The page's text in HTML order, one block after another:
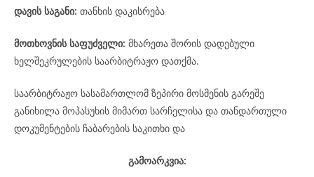
დავის საგანი: თანხის დაკისრება
მოთხოვნის საფუძველი: მხარეთა შორის დადებული
ხელშეკრულების საარბიტრაჟო დათქმა.
საარბიტრაჟო სასამართლომ ზეპირი მოსმენის გარეშე
განიხილა მოპასუხის მიმართ სარჩელისა და თანდართული
დოკუმენტების ჩაბარების საკითხი და
გამოარკვია: